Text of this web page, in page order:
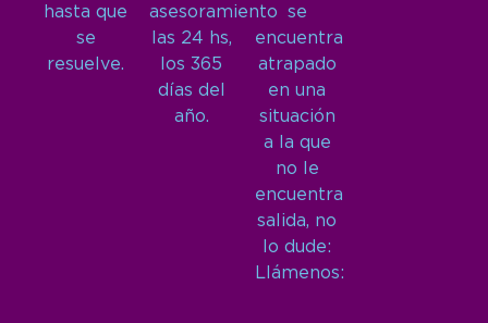
hasta que
se
resuelve.
asesoramiento
las 24 hs,
los 365
días del
año.
se
encuentra
atrapado
en una
situación
a la que
no le
encuentra
salida, no
lo dude:
Llámenos: